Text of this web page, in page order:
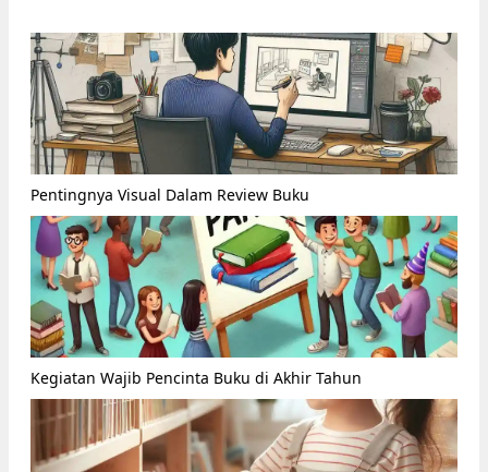
Pentingnya Visual Dalam Review Buku
Kegiatan Wajib Pencinta Buku di Akhir Tahun